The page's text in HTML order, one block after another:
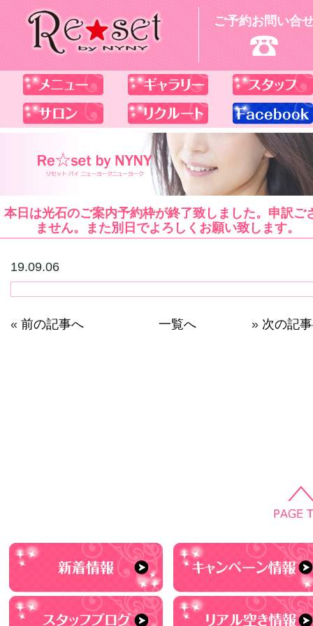
ご予約お問い合
本日は光石のご案内予約枠が終了致しました。申訳ご
ません。また別日でよろしくお願い致します。
19.09.06
« 前の記事へ 一覧へ » 次の記